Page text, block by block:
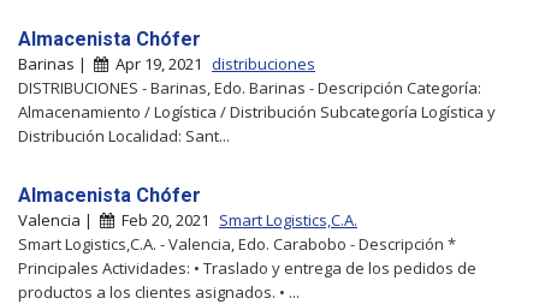
Almacenista Chófer
Barinas | Apr 19, 2021 distribuciones
DISTRIBUCIONES - Barinas, Edo. Barinas - Descripción Categoría:
Almacenamiento / Logística / Distribución Subcategoría Logística y
Distribución Localidad: Sant...
Almacenista Chófer
Valencia | Feb 20, 2021
Smart Logistics,C.A.
Smart Logistics,C.A. - Valencia, Edo. Carabobo - Descripción *
Principales Actividades: • Traslado y entrega de los pedidos de
productos a los clientes asignados. • ...